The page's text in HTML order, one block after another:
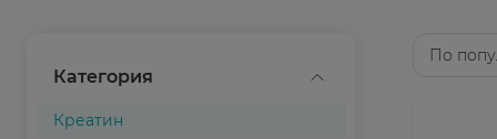
Категория
Креатин
По